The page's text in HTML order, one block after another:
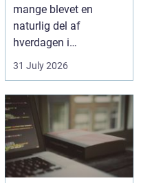
mange blevet en
naturlig del af
hverdagen i
København. Byen er
fyldt med dygtige...
31 July 2026